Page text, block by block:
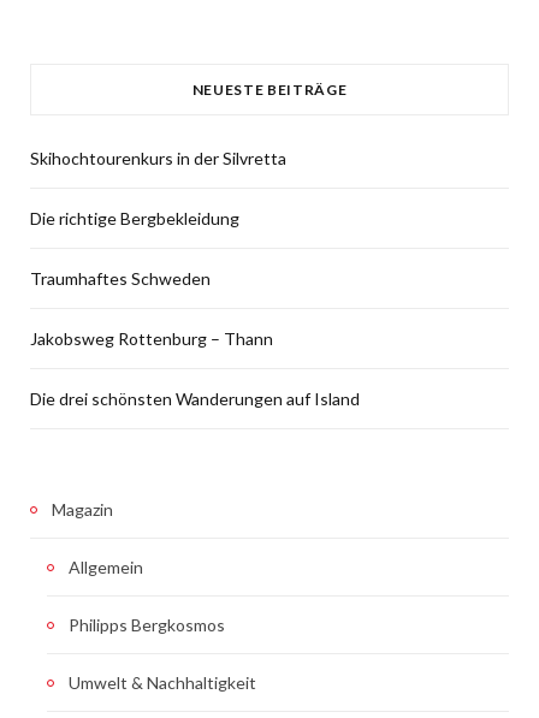
NEUESTE BEITRÄGE
Skihochtourenkurs in der Silvretta
Die richtige Bergbekleidung
Traumhaftes Schweden
Jakobsweg Rottenburg – Thann
Die drei schönsten Wanderungen auf Island
Magazin
Allgemein
Philipps Bergkosmos
Umwelt & Nachhaltigkeit